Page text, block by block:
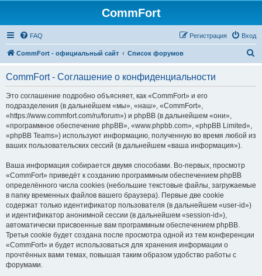
CommFort
FAQ Вход
Регистрация
CommFort - официальный сайт Список форумов
CommFort - Соглашение о конфиденциальности
Это соглашение подробно объясняет, как «CommFort» и его
подразделения (в дальнейшем «мы», «наш», «CommFort»,
«https://www.commfort.com/ru/forum») и phpBB (в дальнейшем «они»,
«программное обеспечение phpBB», «www.phpbb.com», «phpBB Limited»,
«phpBB Teams») используют информацию, полученную во время любой из
ваших пользовательских сессий (в дальнейшем «ваша информация»).
Ваша информация собирается двумя способами. Во-первых, просмотр
«CommFort» приведёт к созданию программным обеспечением phpBB
определённого числа cookies (небольшие текстовые файлы, загружаемые
в папку временных файлов вашего браузера). Первые две cookie
содержат только идентификатор пользователя (в дальнейшем «user-id»)
и идентификатор анонимной сессии (в дальнейшем «session-id»),
автоматически присвоенные вам программным обеспечением phpBB.
Третья cookie будет создана после просмотра одной из тем конференции
«CommFort» и будет использоваться для хранения информации о
прочтённых вами темах, повышая таким образом удобство работы с
форумами.